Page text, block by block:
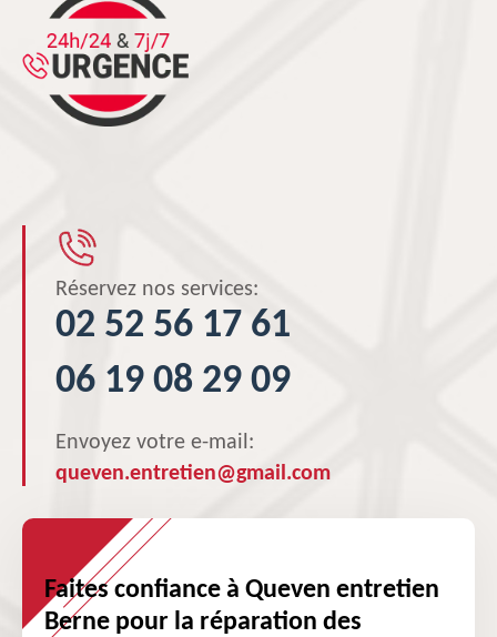
Réservez nos services:
02 52 56 17 61
06 19 08 29 09
Envoyez votre e-mail:
queven.entretien@gmail.com
Faites confiance à Queven entretien
Berne pour la réparation des